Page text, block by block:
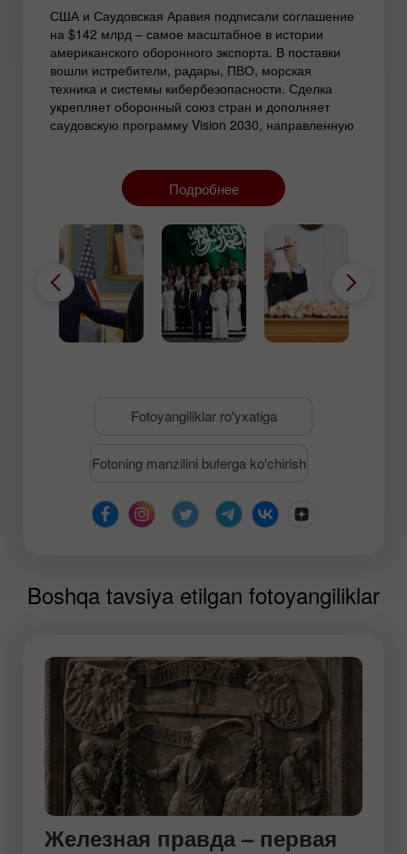
США и Саудовская Аравия подписали соглашение
на $142 млрд – самое масштабное в истории
американского оборонного экспорта. В поставки
вошли истребители, радары, ПВО, морская
техника и системы кибербезопасности. Сделка
укрепляет оборонный союз стран и дополняет
саудовскую программу Vision 2030, направленную
Подробнее
Fotoyangiliklar ro'yxatiga
Fotoning manzilini buferga ko'chirish
Boshqa tavsiya etilgan fotoyangiliklar
Железная правда – первая